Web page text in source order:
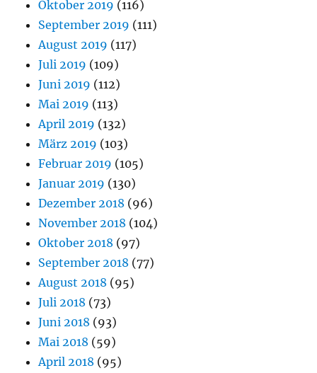
Oktober 2019 (116)
September 2019 (111)
August 2019 (117)
Juli 2019 (109)
Juni 2019 (112)
Mai 2019 (113)
April 2019 (132)
März 2019 (103)
Februar 2019 (105)
Januar 2019 (130)
Dezember 2018 (96)
November 2018 (104)
Oktober 2018 (97)
September 2018 (77)
August 2018 (95)
Juli 2018 (73)
Juni 2018 (93)
Mai 2018 (59)
April 2018 (95)